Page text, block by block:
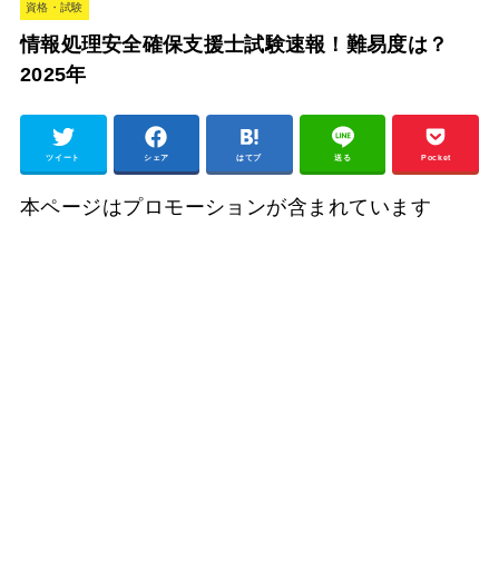
資格・試験
情報処理安全確保支援士試験速報！難易度は？
2025年
ツイート シェア はてブ 送る Pocket
本ページはプロモーションが含まれています